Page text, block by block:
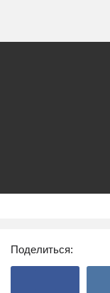
Поделиться: